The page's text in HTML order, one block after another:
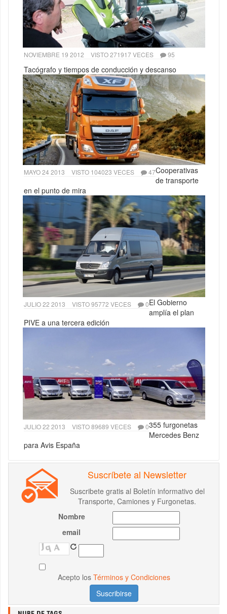
NOVIEMBRE 19 2012 VISTO 271917 VECES 95
Tacógrafo y tiempos de conducción y descanso
MAYO 24 2013 VISTO 104023 VECES 47Cooperativas
de transporte
en el punto de mira
JULIO 22 2013 VISTO 95772 VECES 0El Gobierno
amplía el plan
PIVE a una tercera edición
JULIO 22 2013 VISTO 89689 VECES 0355 furgonetas
Mercedes Benz
para Avis España
Suscríbete al Newsletter
Suscribete gratis al Boletín informativo del
Transporte, Camiones y Furgonetas.
Nombre
email
Acepto los Términos y Condiciones